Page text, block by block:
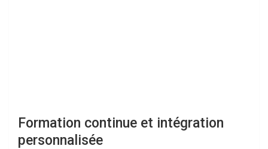
Formation continue et intégration
personnalisée